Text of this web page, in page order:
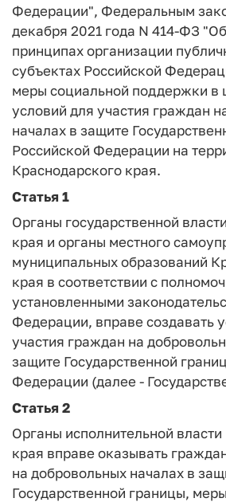
Федерации", Федеральным
декабря 2021 года N 414-ФЗ
принципах организации
субъектах Российской
меры социальной поддержки в
условий для участия граждан
началах в защите
Российской Федерации на
Краснодарского края.
Статья 1
Органы государственной
края и органы местного
муниципальных образований
края в соответствии с
установленными
Федерации, вправе создавать
участия граждан на
защите Государственной
Федерации (далее -
Статья 2
Органы исполнительной
края вправе оказывать
на добровольных началах в
Государственной границы,